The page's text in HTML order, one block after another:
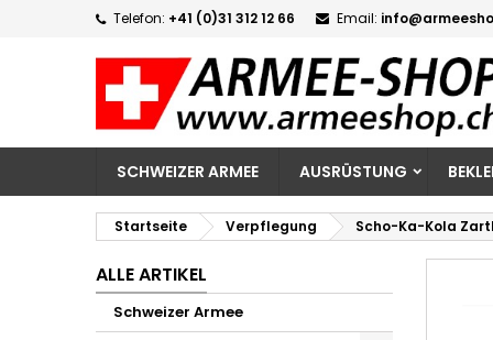
Telefon: +41 (0)31 312 12 66 Email:
SCHWEIZER ARMEE AUSRÜSTUNG
Startseite Verpflegung Scho-Ka-Kola
ALLE ARTIKEL
Schweizer Armee
add_circle_outline